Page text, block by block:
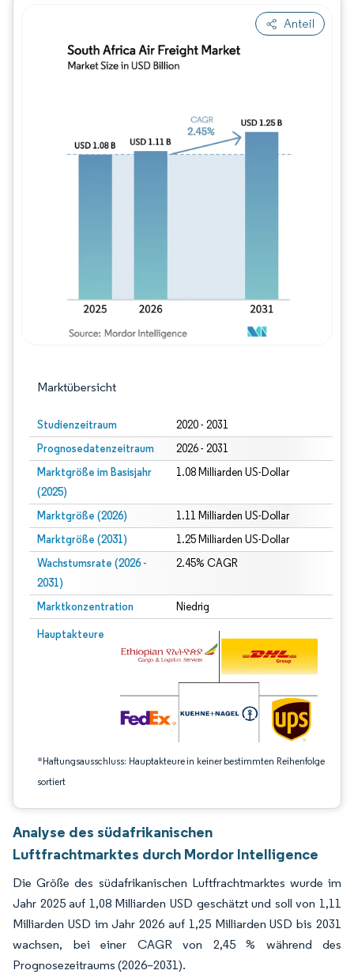
Anteil
Marktübersicht
Studienzeitraum 2020 - 2031
Prognosedatenzeitraum 2026 - 2031
Marktgröße im Basisjahr
(2025)
1.08 Milliarden US-Dollar
Marktgröße (2026) 1.11 Milliarden US-Dollar
Marktgröße (2031) 1.25 Milliarden US-Dollar
Wachstumsrate (2026 -
2031)
2.45% CAGR
Marktkonzentration Niedrig
Hauptakteure
*Haftungsausschluss: Hauptakteure in keiner bestimmten Reihenfolge
sortiert
Bild © Mordor Intelligence. Wiederverwendung erfordert Namensnennung
Analyse des südafrikanischen
Luftfrachtmarktes durch Mordor Intelligence
Die Größe des südafrikanischen Luftfrachtmarktes wurde im
Jahr 2025 auf 1,08 Milliarden USD geschätzt und soll von 1,11
Milliarden USD im Jahr 2026 auf 1,25 Milliarden USD bis 2031
wachsen, bei einer CAGR von 2,45 % während des
Prognosezeitraums (2026–2031).